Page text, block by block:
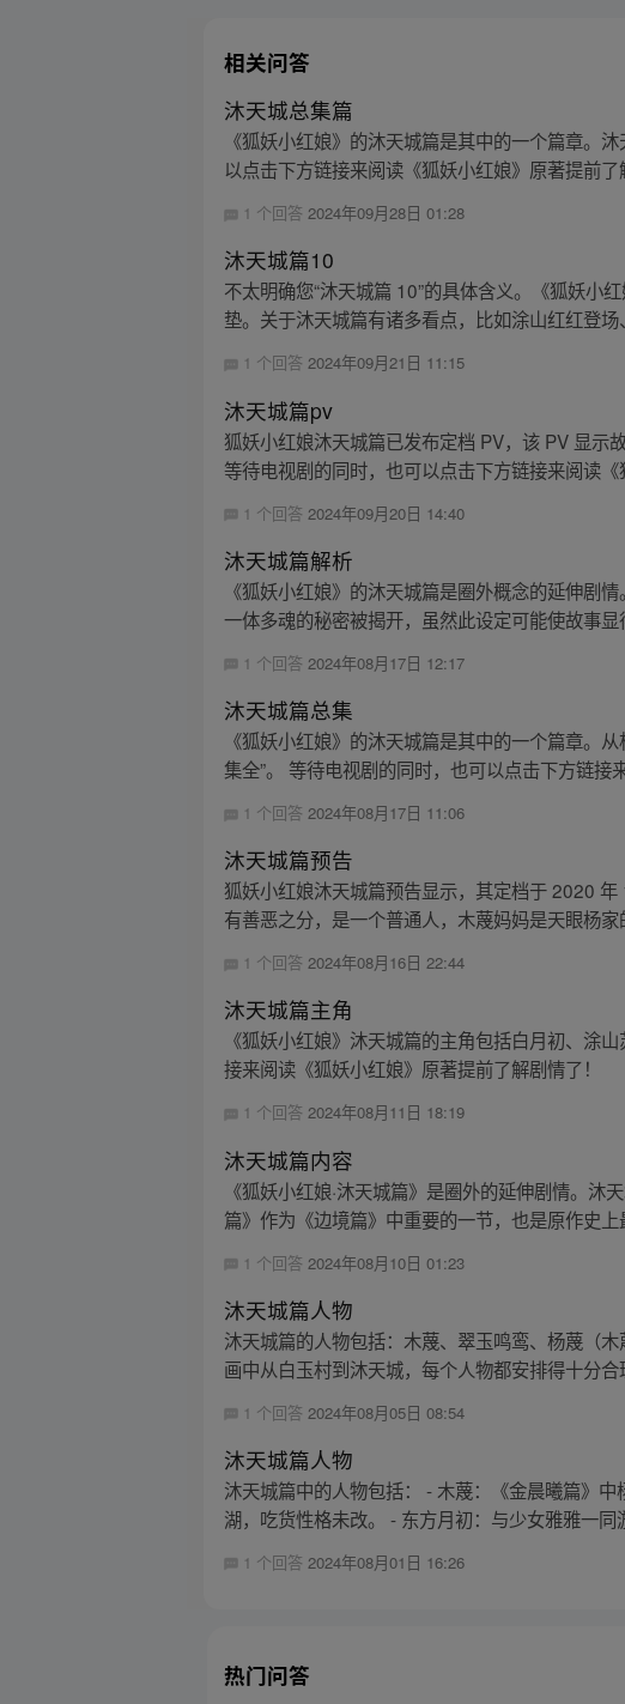
相关问答
沐天城总集篇
《狐妖小红娘》的沐天城篇是其中的一个篇章。
以点击下方链接来阅读《狐妖小红娘》原著提前了
1 个回答2024年09月28日 01:28
沐天城篇10
不太明确您“沐天城篇 10”的具体含义。《狐妖小
垫。关于沐天城篇有诸多看点，比如涂山红红登
1 个回答2024年09月21日 11:15
沐天城篇pv
狐妖小红娘沐天城篇已发布定档 PV，该 PV 显示
等待电视剧的同时，也可以点击下方链接来阅读《
1 个回答 2024年09月20日 14:40
沐天城篇解析
《狐妖小红娘》的沐天城篇是圈外概念的延伸剧
一体多魂的秘密被揭开，虽然此设定可能使故事
1 个回答 2024年08月17日 12:17
沐天城篇总集
《狐妖小红娘》的沐天城篇是其中的一个篇章。
集全”。 等待电视剧的同时，也可以点击下方链接
1 个回答2024年08月17日 11:06
沐天城篇预告
狐妖小红娘沐天城篇预告显示，其定档于 2020
有善恶之分，是一个普通人，木蔑妈妈是天眼杨
1 个回答2024年08月16日 22:44
沐天城篇主角
《狐妖小红娘》沐天城篇的主角包括白月初、涂
接来阅读《狐妖小红娘》原著提前了解剧情了！
1 个回答2024年08月11日 18:19
沐天城篇内容
《狐妖小红娘·沐天城篇》是圈外的延伸剧情。
篇》作为《边境篇》中重要的一节，也是原作史
1 个回答 2024年08月10日 01:23
沐天城篇人物
沐天城篇的人物包括：木蔑、翠玉鸣鸾、杨蔑（
画中从白玉村到沐天城，每个人物都安排得十分
1 个回答 2024年08月05日 08:54
沐天城篇人物
沐天城篇中的人物包括： - 木蔑：《金晨曦篇》
湖，吃货性格未改。 - 东方月初：与少女雅雅一同
1 个回答2024年08月01日 16:26
热门问答